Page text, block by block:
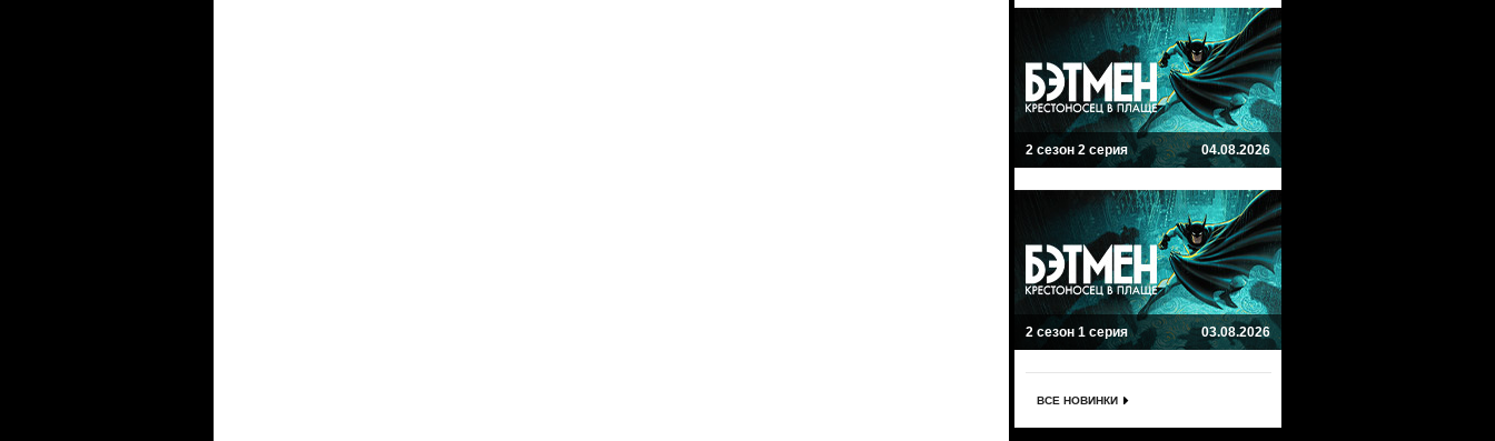
2 сезон 2 серия 04.08.2026
2 сезон 1 серия 03.08.2026
ВСЕ НОВИНКИ